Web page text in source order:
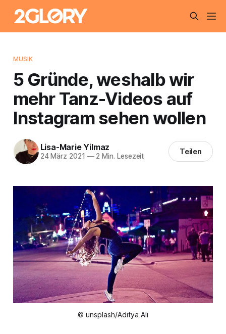
MUSIK
5 Gründe, weshalb wir
mehr Tanz-Videos auf
Instagram sehen wollen
Lisa-Marie Yilmaz
24 März 2021 —2 Min. Lesezeit Teilen
© unsplash/Aditya Ali